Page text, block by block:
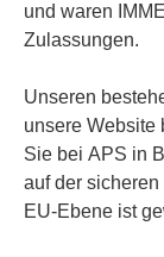
und waren
Zulassungen.
Unseren
unsere Website
Sie bei APS in
auf der
EU-Ebene ist